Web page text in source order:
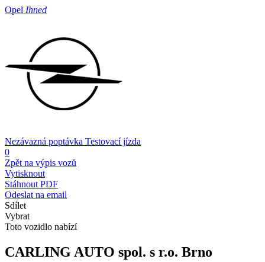
Opel Ihned
Nezávazná poptávka Testovací jízda
0
Zpět na výpis vozů
Vytisknout
Stáhnout PDF
Odeslat na email
Sdílet
Vybrat
Toto vozidlo nabízí
CARLING AUTO spol. s r.o. Brno